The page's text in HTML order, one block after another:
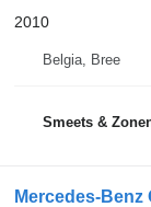
2010
Belgia, Bree
Smeets &
Mercedes-